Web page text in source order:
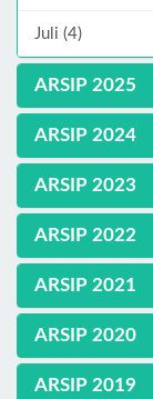
Juli (4)
ARSIP 2025
ARSIP 2024
ARSIP 2023
ARSIP 2022
ARSIP 2021
ARSIP 2020
ARSIP 2019